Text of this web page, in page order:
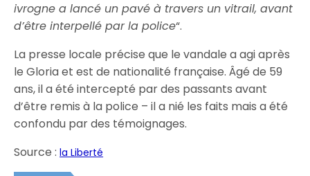
ivrogne a lancé un pavé à travers un vitrail, avant
d’être interpellé par la police“.
La presse locale précise que le vandale a agi après
le Gloria et est de nationalité française. Âgé de 59
ans, il a été intercepté par des passants avant
d’être remis à la police – il a nié les faits mais a été
confondu par des témoignages.
Source :la Liberté